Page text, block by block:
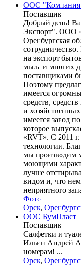
ООО "Компания
Поставщик
Добрый день!
Экспорт". ООО
Оренбургская
на экспорт
мыла и многих
поставщиками
Поэтому
имеется
средств,
и
имеется завод
которое
«RVT». С 2011
технологии.
мы производим
моющими
лучше
видом и, что
неприятного
Фото
Орск,
ООО БумПласт
Поставщик
Салфетки и
Ильин Андрей
номерам! ...
Орск,